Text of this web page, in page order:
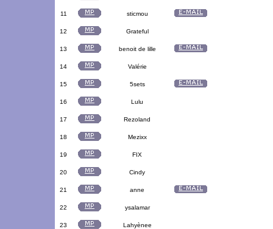
11 sticmou
12 Grateful
13 benoit de lille
14 Valérie
15 5sets
16 Lulu
17 Rezoland
18 Mezixx
19 FIX
20 Cindy
21 anne
22 ysalamar
23 Lahyènee